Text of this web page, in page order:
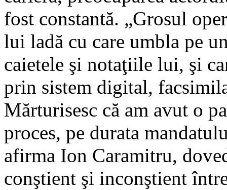
fost constantă. „Grosul
lui ladă cu care umbla pe
caietele şi notaţiile lui, şi
prin sistem digital,
Mărturisesc că am avut o
proces, pe durata
afirma Ion Caramitru,
conştient şi inconştient